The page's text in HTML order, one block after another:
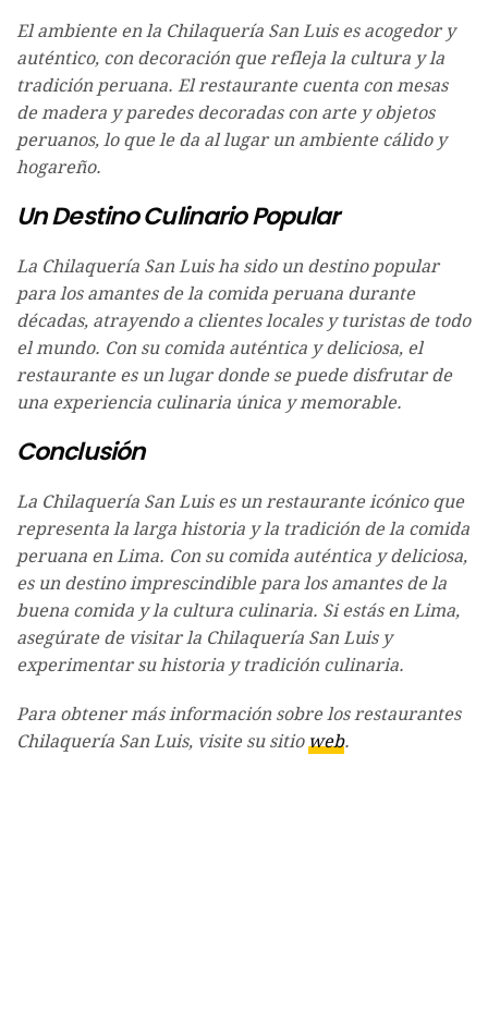
El ambiente en la Chilaquería San Luis es acogedor y
auténtico, con decoración que refleja la cultura y la
tradición peruana. El restaurante cuenta con mesas
de madera y paredes decoradas con arte y objetos
peruanos, lo que le da al lugar un ambiente cálido y
hogareño.
Un Destino Culinario Popular
La Chilaquería San Luis ha sido un destino popular
para los amantes de la comida peruana durante
décadas, atrayendo a clientes locales y turistas de todo
el mundo. Con su comida auténtica y deliciosa, el
restaurante es un lugar donde se puede disfrutar de
una experiencia culinaria única y memorable.
Conclusión
La Chilaquería San Luis es un restaurante icónico que
representa la larga historia y la tradición de la comida
peruana en Lima. Con su comida auténtica y deliciosa,
es un destino imprescindible para los amantes de la
buena comida y la cultura culinaria. Si estás en Lima,
asegúrate de visitar la Chilaquería San Luis y
experimentar su historia y tradición culinaria.
Para obtener más información sobre los restaurantes
Chilaquería San Luis, visite su sitioweb.